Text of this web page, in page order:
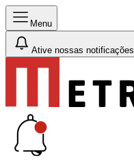
Menu
Ative nossas notificações